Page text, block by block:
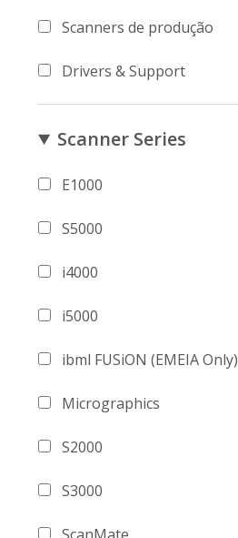
Scanners de produção
Drivers & Support
Scanner Series
E1000
S5000
i4000
i5000
ibml FUSiON (EMEIA Only)
Micrographics
S2000
S3000